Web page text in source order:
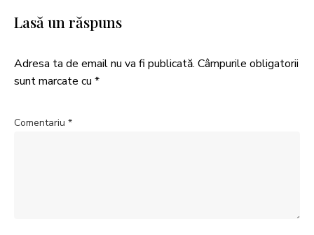
Lasă un răspuns
Adresa ta de email nu va fi publicată. Câmpurile obligatorii
sunt marcate cu *
Comentariu *